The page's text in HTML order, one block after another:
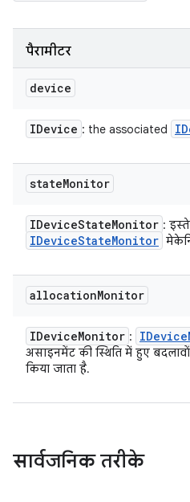
पैरामीटर
device
IDevice : the associated
stateMonitor
IDeviceStateMonitor :
IDeviceStateMonitor
allocationMonitor
IDeviceMonitor : IDevice
असाइनमेंट की स्थिति में हुए
किया जाता है.
सार्वजनिक तरीके